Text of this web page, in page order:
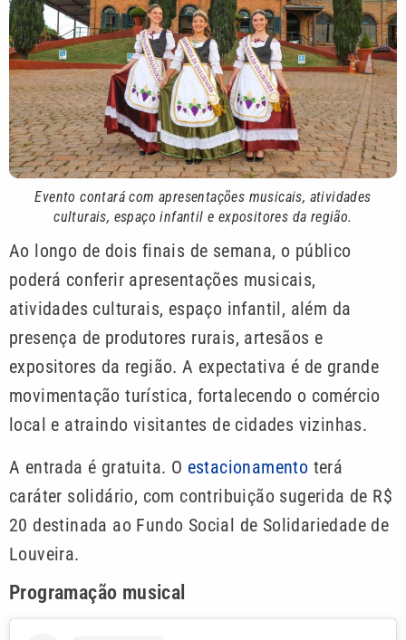
Evento contará com apresentações musicais, atividades
culturais, espaço infantil e expositores da região.
Ao longo de dois finais de semana, o público
poderá conferir apresentações musicais,
atividades culturais, espaço infantil, além da
presença de produtores rurais, artesãos e
expositores da região. A expectativa é de grande
movimentação turística, fortalecendo o comércio
local e atraindo visitantes de cidades vizinhas.
A entrada é gratuita. O estacionamento terá
caráter solidário, com contribuição sugerida de R$
20 destinada ao Fundo Social de Solidariedade de
Louveira.
Programação musical